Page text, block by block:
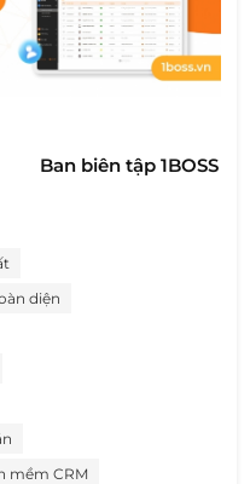
Ban biên tập 1BOSS
diện
mềm CRM